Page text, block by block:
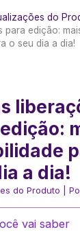
do
para edição:
o seu dia a dia!
a dia!
do Produto |
vai saber